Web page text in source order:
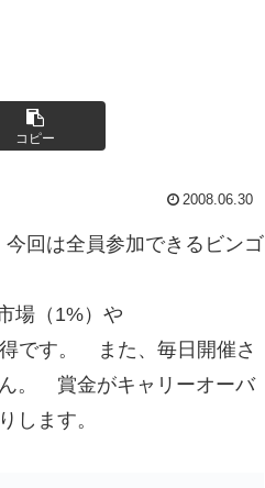
コピー
2008.06.30
回は全員参加できるビンゴ
場（1%）や
です。 また、毎日開催さ
。 賞金がキャリーオーバ
します。